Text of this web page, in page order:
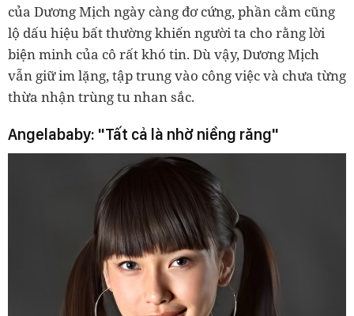
của Dương Mịch ngày càng đơ cứng, phần cằm cũng
lộ dấu hiệu bất thường khiến người ta cho rằng lời
biện minh của cô rất khó tin. Dù vậy, Dương Mịch
vẫn giữ im lặng, tập trung vào công việc và chưa từng
thừa nhận trùng tu nhan sắc.
Angelababy: "Tất cả là nhờ niềng răng"